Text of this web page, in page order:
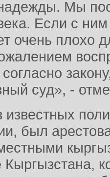
Мы
Если с
очень плохо
суд», -
известных
был
Кыргызстана,